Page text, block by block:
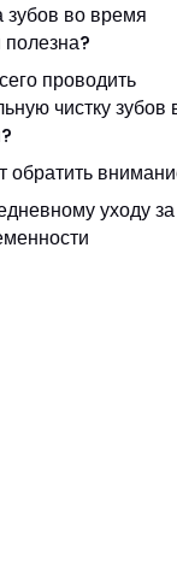
зубов во время
проводить
чистку зубов
обратить
уходу